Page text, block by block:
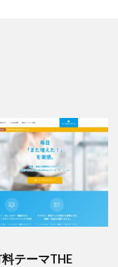
テーマTHE